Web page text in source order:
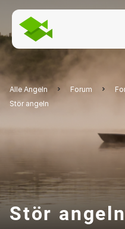
Alle Angeln Forum
Stör angeln
Stör angeln